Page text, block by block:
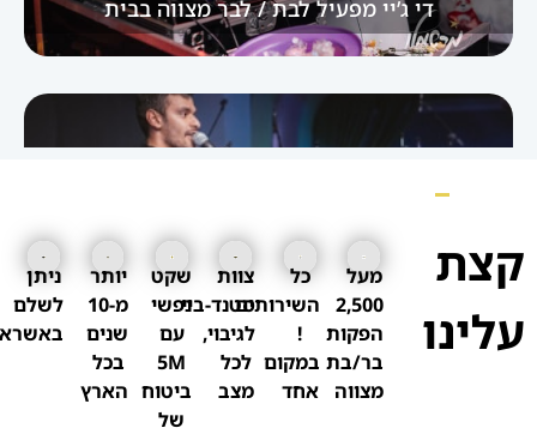
די ג’יי מפעיל לבת / לבר מצווה בבית
סטטיק ובן אל תבורי הזמנת הופעה
קצת
עלינו
מעל
2,500
הפקות
בר/בת
מצווה
כל
השירותים
!
במקום
אחד
צוות
סטנד-ביי
לגיבוי,
לכל
מצב
שקט
נפשי
עם
5M
ביטוח
של
יותר
מ-10
שנים
בכל
הארץ
ניתן
לשלם